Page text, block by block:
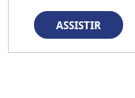
ASSISTIR